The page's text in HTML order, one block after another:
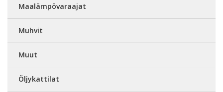
Maalämpövaraajat
Muhvit
Muut
Öljykattilat